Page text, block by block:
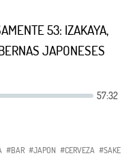
53: IZAKAYA,
JAPONESES
#BAR #JAPON #CERVEZA #SAKE